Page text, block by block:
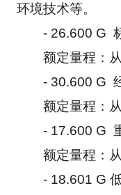
环境技术等。
- 26.600 G
额定量程：从
- 30.600 G
额定量程：从
- 17.600 G
额定量程：从
- 18.601 G 低